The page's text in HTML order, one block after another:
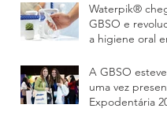
Waterpik®
GBSO e
a higiene oral
A GBSO esteve
uma vez
Expodentária